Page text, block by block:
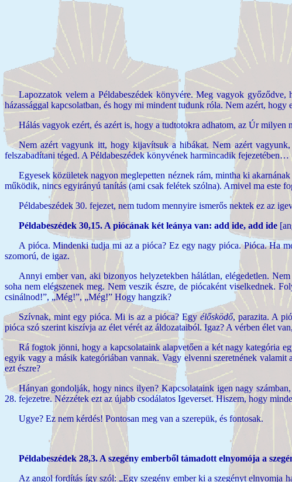
Lapozzatok velem a Példabeszédek könyvére. Meg vagyok
házassággal kapcsolatban, és hogy mi mindent tudunk róla. Nem azért,
Hálás vagyok ezért, és azért is, hogy a tudtotokra adhatom, az Úr
Nem azért vagyunk itt, hogy kijavítsuk a hibákat. Nem azért
felszabadítani téged. A Példabeszédek könyvének harmincadik fejezetében…
Egyesek közületek nagyon meglepetten néznek rám, mintha ki
működik, nincs egyirányú tanítás (ami csak felétek szólna). Amivel ma este
Példabeszédek 30. fejezet, nem tudom mennyire ismerős nektek ez az
Példabeszédek 30,15. A piócának két leánya van: add ide, add ide
A pióca. Mindenki tudja mi az a pióca? Ez egy nagy pióca. Pióca. Ha
szomorú, de igaz.
Annyi ember van, aki bizonyos helyzetekben hálátlan, elégedetlen.
soha nem elégszenek meg. Nem veszik észre, de piócaként viselkednek.
csinálnod!”, „Még!”, „Még!” Hogy hangzik?
Szívnak, mint egy pióca. Mi is az a pióca? Egy élősködő, parazita. A
pióca szó szerint kiszívja az élet vérét az áldozataiból. Igaz? A vérben élet
Rá fogtok jönni, hogy a kapcsolataink alapvetően a két nagy kategória
egyik vagy a másik kategóriában vannak. Vagy elvenni szeretnének
ezt észre?
Hányan gondolják, hogy nincs ilyen? Kapcsolataink igen nagy
28. fejezetre. Nézzétek ezt az újabb csodálatos Igeverset. Hiszem, hogy
Ugye? Ez nem kérdés! Pontosan meg van a szerepük, és fontosak.
Példabeszédek 28,3. A szegény emberből támadott elnyomója a
Az angol fordítás így szól: „Egy szegény ember ki a szegényt elnyomja